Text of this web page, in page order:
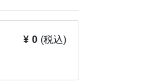
さい。
¥ 0 (税込)